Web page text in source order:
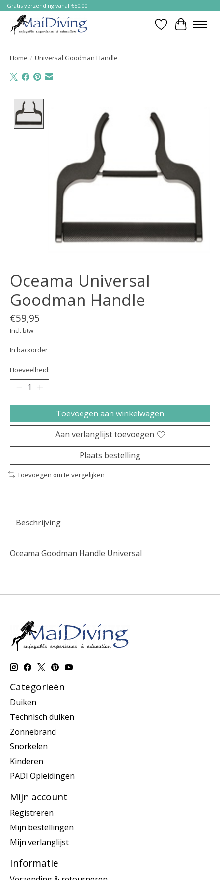
Gratis verzending vanaf €50,00!
Verlanglijst
Home / Universal Goodman Handle
Oceama Universal
Goodman Handle
€59,95
Incl. btw
In backorder
Hoeveelheid:
Toevoegen aan winkelwagen
Aan verlanglijst toevoegen
Plaats bestelling
Toevoegen om te vergelijken
Beschrijving
Oceama Goodman Handle Universal
Categorieën
Duiken
Technisch duiken
Zonnebrand
Snorkelen
Kinderen
PADI Opleidingen
Mijn account
Registreren
Mijn bestellingen
Mijn verlanglijst
Informatie